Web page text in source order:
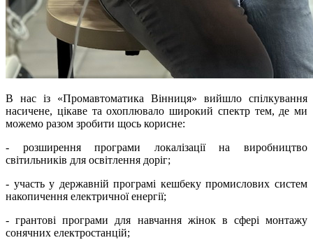
В нас із «Промавтоматика Вінниця» вийшло спілкування
насичене, цікаве та охоплювало широкий спектр тем, де ми
можемо разом зробити щось корисне:
- розширення програми локалізації на виробництво
світильників для освітлення доріг;
- участь у державній програмі кешбеку промислових систем
накопичення електричної енергії;
- грантові програми для навчання жінок в сфері монтажу
сонячних електростанцій;